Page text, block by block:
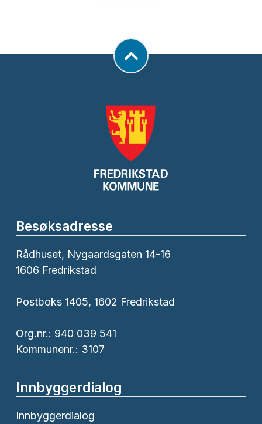
Besøksadresse
Rådhuset, Nygaardsgaten 14-16
1606 Fredrikstad
Postboks 1405, 1602 Fredrikstad
Org.nr.: 940 039 541
Kommunenr.: 3107
Innbyggerdialog
Innbyggerdialog